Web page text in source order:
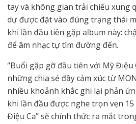
tay và không gian trải chiếu xung
dự được đặt vào đúng trạng thái
khi lần đầu tiên gặp album này:
để âm nhạc tự tìm đường đến.
“Buổi gặp gỡ đầu tiên với Mỹ Điệu
những chia sẻ đầy cảm xúc từ
nhiều khoảnh khắc ghi lại phản
khi lần đầu được nghe trọn vẹn 15
Điệu Ca” sẽ chính thức ra mắt